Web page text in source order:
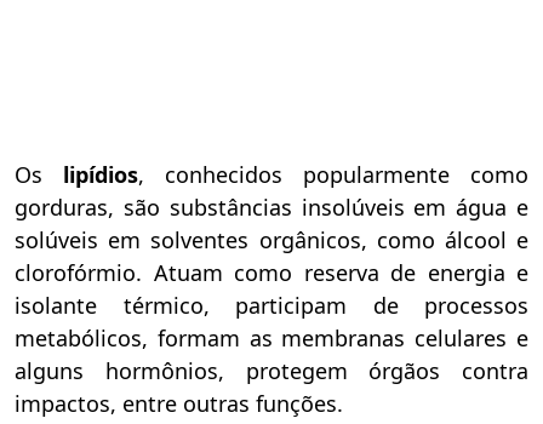
Os lipídios, conhecidos popularmente como
gorduras, são substâncias insolúveis em água e
solúveis em solventes orgânicos, como álcool e
clorofórmio. Atuam como reserva de energia e
isolante térmico, participam de processos
metabólicos, formam as membranas celulares e
alguns hormônios, protegem órgãos contra
impactos, entre outras funções.